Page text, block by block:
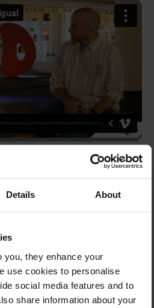
Details About
you, they enhance your
use cookies to personalise
social media features and to
share information about your
empresa de moda
de atender às
moda: com ciclos de vida e
que se sobrepõem com as
que nem todos os
que o Slim4 o
gestão da forecast pre season e